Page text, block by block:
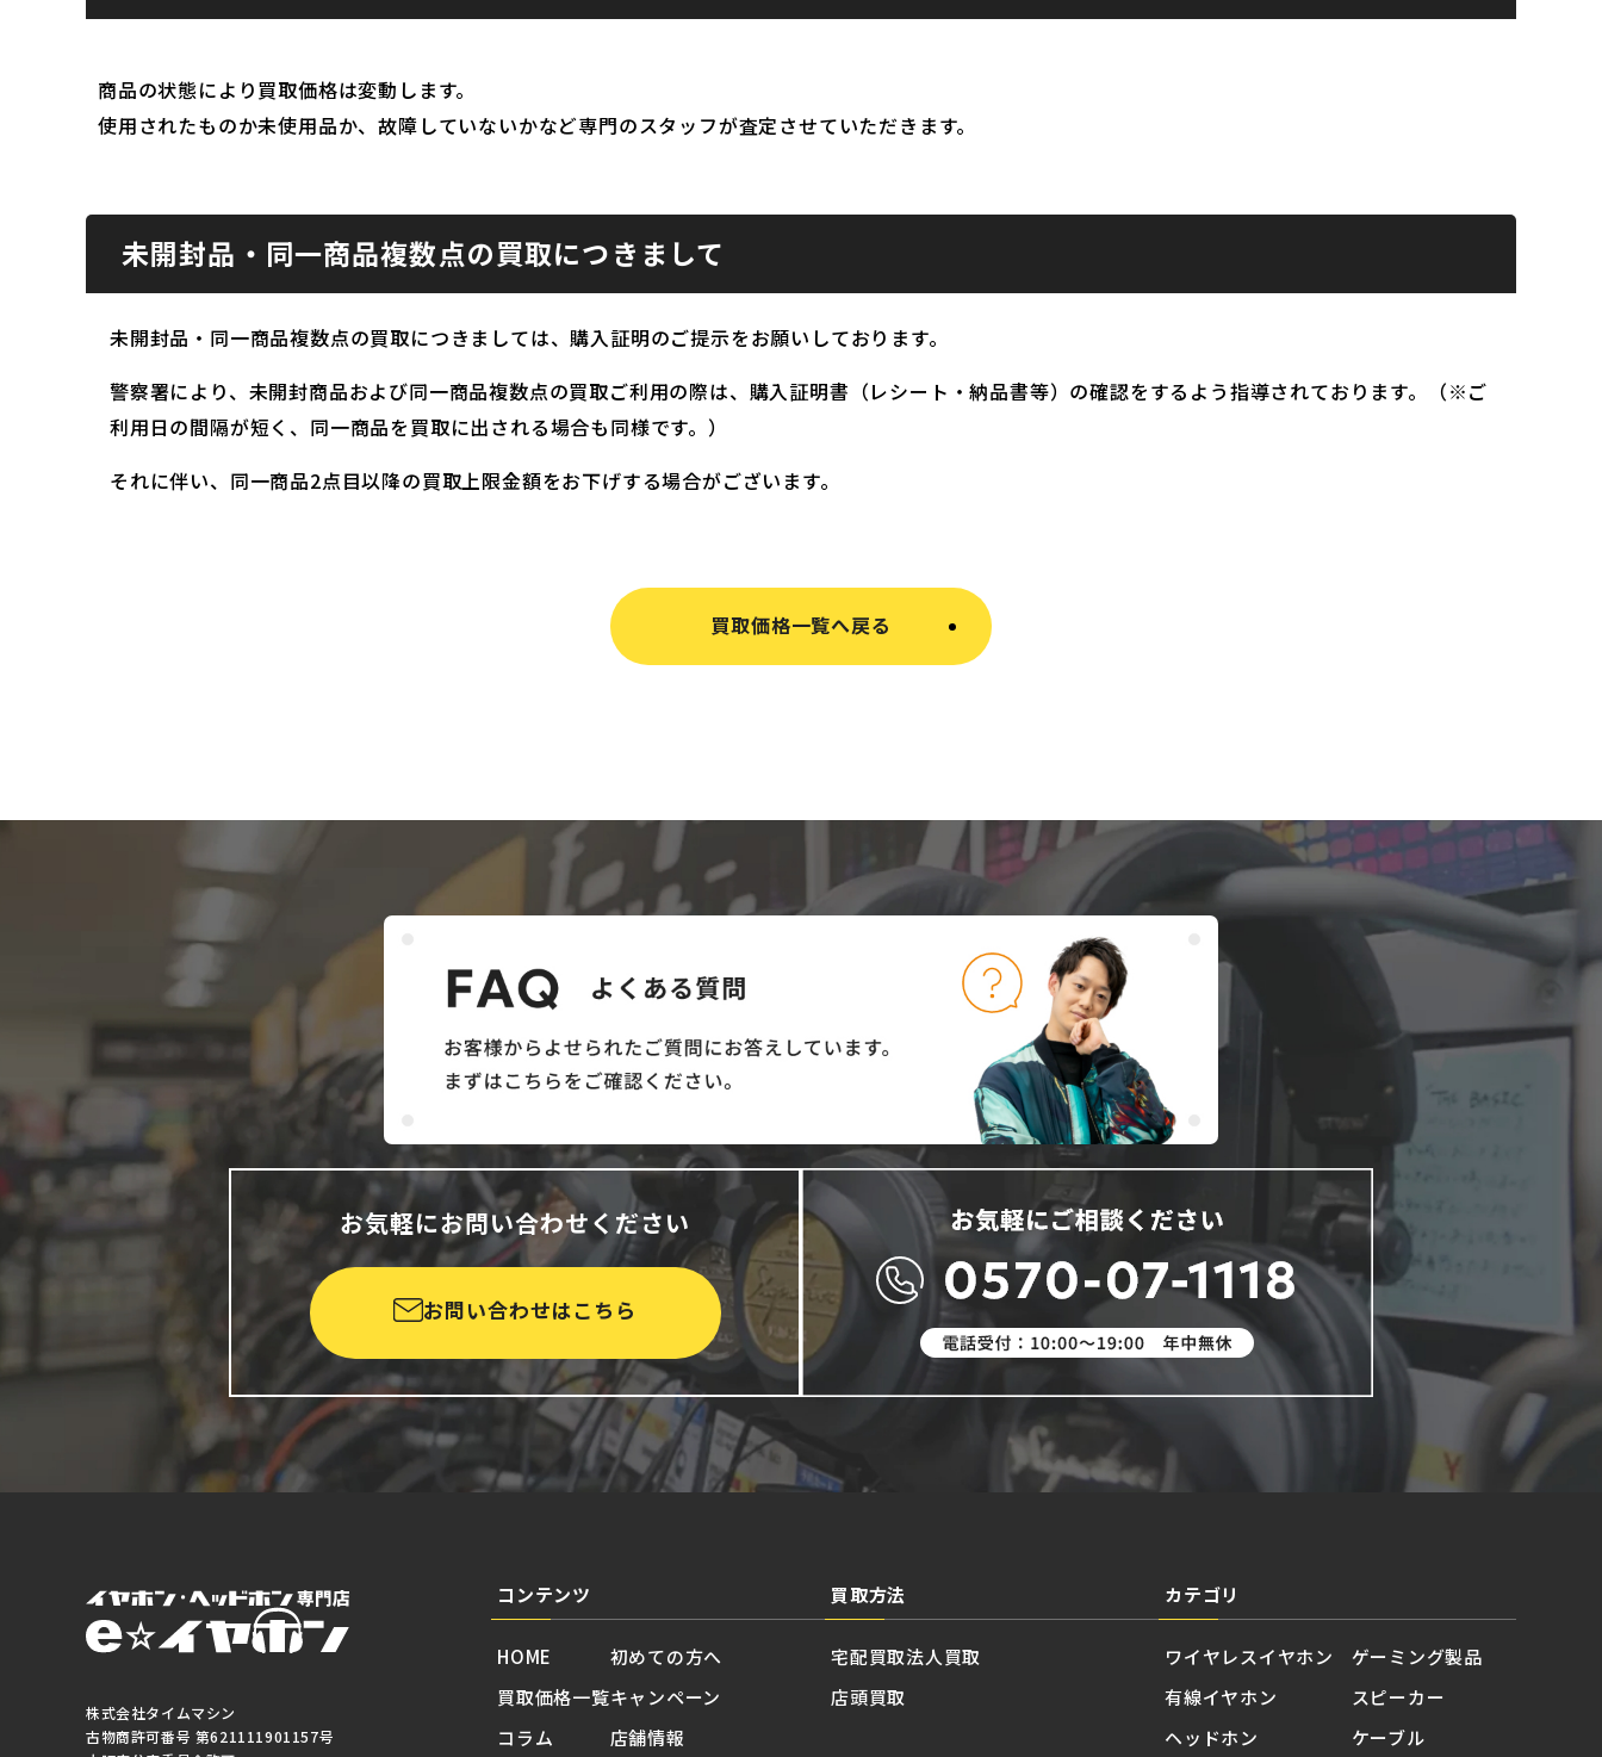
商品の状態により買取価格は変動します。
使用されたものか未使用品か、故障していないかなど専門のスタッフが査定させていただきます。
未開封品・同一商品複数点の買取につきまして
未開封品・同一商品複数点の買取につきましては、購入証明のご提示をお願いしております。
警察署により、未開封商品および同一商品複数点の買取ご利用の際は、購入証明書（レシート・納品書等）の確認をするよう指導されております。（※ご
利用日の間隔が短く、同一商品を買取に出される場合も同様です。）
それに伴い、同一商品2点目以降の買取上限金額をお下げする場合がございます。
買取価格一覧へ戻る
お気軽にお問い合わせください
お問い合わせはこちら
株式会社タイムマシン
古物商許可番号 第621111901157号
コンテンツ
HOME
買取価格一覧
コラム
初めての方へ
キャンペーン
店舗情報
買取方法
宅配買取
店頭買取
法人買取
カテゴリ
ワイヤレスイヤホン
有線イヤホン
ヘッドホン
ゲーミング製品
スピーカー
ケーブル